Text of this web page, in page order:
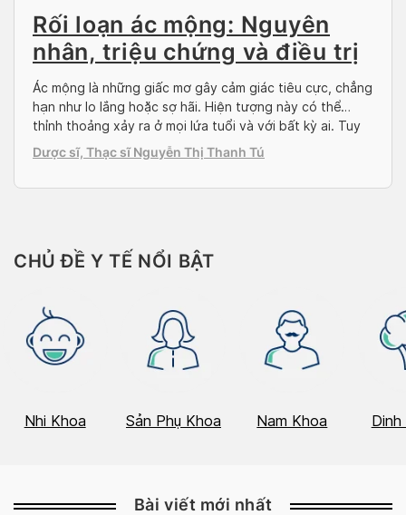
Rối loạn ác mộng: Nguyên
nhân, triệu chứng và điều trị
Ác mộng là những giấc mơ gây cảm giác tiêu cực, chẳng
hạn như lo lắng hoặc sợ hãi. Hiện tượng này có thể
thỉnh thoảng xảy ra ở mọi lứa tuổi và với bất kỳ ai. Tuy
nhiên, rối loạn ác mộng là một bệnh lý khi những cơn ác
mộng xảy ra thường […]
Dược sĩ, Thạc sĩ Nguyễn Thị Thanh Tú
CHỦ ĐỀ Y TẾ NỔI BẬT
Nhi Khoa Sản Phụ Khoa Nam Khoa Dinh
Bài viết mới nhất